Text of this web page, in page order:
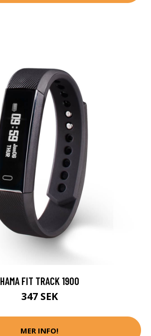
HAMA FIT TRACK 1900
347 SEK
MER INFO!